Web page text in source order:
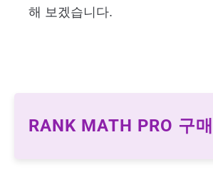
해 보겠습니다.
RANK MATH PRO 구